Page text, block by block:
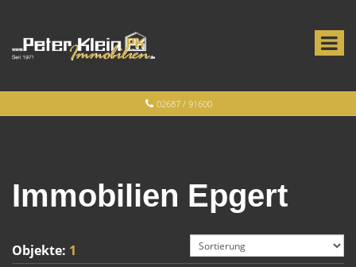
02687 / 91600
Immobilien Epgert
Objekte: 1